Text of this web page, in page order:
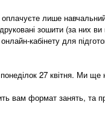
лише
зошити (за них ви
кабінету для
27 квітня. Ми
вам формат занять, та